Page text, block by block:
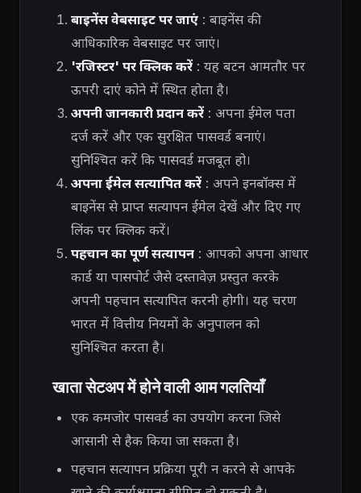
बाइनेंस वेबसाइट पर जाएं: बाइनेंस की
आधिकारिक वेबसाइट पर जाएं।
'रजिस्टर' पर क्लिक करें: यह बटन आमतौर पर
ऊपरी दाएं कोने में स्थित होता है।
अपनी जानकारी प्रदान करें: अपना ईमेल पता
दर्ज करें और एक सुरक्षित पासवर्ड बनाएं।
सुनिश्चित करें कि पासवर्ड मजबूत हो।
अपना ईमेल सत्यापित करें: अपने इनबॉक्स में
बाइनेंस से प्राप्त सत्यापन ईमेल देखें और दिए गए
लिंक पर क्लिक करें।
पहचान का पूर्ण सत्यापन: आपको अपना आधार
कार्ड या पासपोर्ट जैसे दस्तावेज़ प्रस्तुत करके
अपनी पहचान सत्यापित करनी होगी। यह चरण
भारत में वित्तीय नियमों के अनुपालन को
सुनिश्चित करता है।
खाता सेटअप में होने वाली आम गलतियाँ
एक कमजोर पासवर्ड का उपयोग करना जिसे
आसानी से हैक किया जा सकता है।
पहचान सत्यापन प्रक्रिया पूरी न करने से आपके